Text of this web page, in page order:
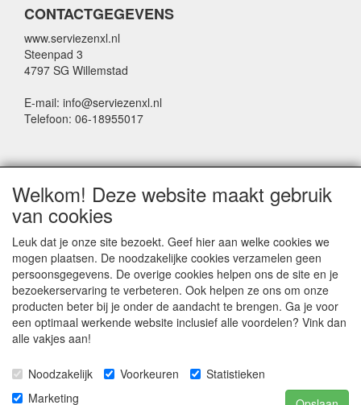
CONTACTGEGEVENS
www.serviezenxl.nl
Steenpad 3
4797 SG Willemstad
E-mail: info@serviezenxl.nl
Telefoon: 06-18955017
Voornaam
Achternaam
E-mail
Welkom! Deze website maakt gebruik
van cookies
Leuk dat je onze site bezoekt. Geef hier aan welke cookies we
mogen plaatsen. De noodzakelijke cookies verzamelen geen
persoonsgegevens. De overige cookies helpen ons de site en je
bezoekerservaring te verbeteren. Ook helpen ze ons om onze
producten beter bij je onder de aandacht te brengen. Ga je voor
een optimaal werkende website inclusief alle voordelen? Vink dan
alle vakjes aan!
Noodzakelijk Voorkeuren
Statistieken
Marketing